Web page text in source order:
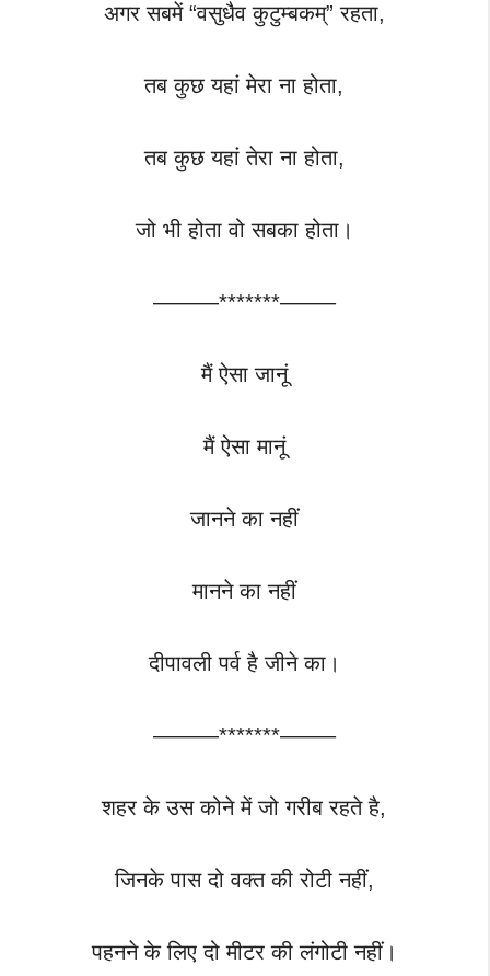
अगर सबमें “वसुधैव कुटुम्बकम्” रहता,
तब कुछ यहां मेरा ना होता,
तब कुछ यहां तेरा ना होता,
जो भी होता वो सबका होता।
———*******——–
मैं ऐसा जानूं
मैं ऐसा मानूं
जानने का नहीं
मानने का नहीं
दीपावली पर्व है जीने का।
———*******——–
शहर के उस कोने में जो गरीब रहते है,
जिनके पास दो वक्त की रोटी नहीं,
पहनने के लिए दो मीटर की लंगोटी नहीं।